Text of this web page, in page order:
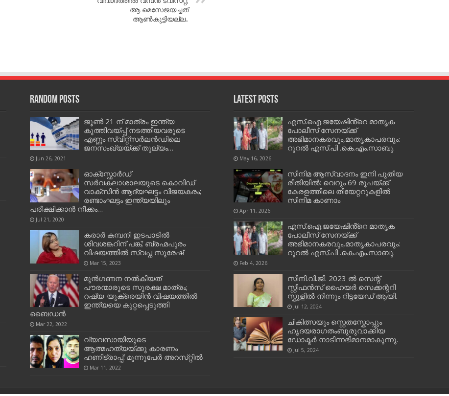
ആ മെസേജയച്ചത്​
ആണ്‍കുട്ടിയല്ല..
Random Posts
ജൂണ്‍ 21 ന് മാത്രം ഇന്ത്യ
കുത്തിവയ്പ്പ് നടത്തിയവരുടെ
എണ്ണം സ്വിറ്റ്സര്‍ലന്‍ഡിലെ
ജനസംഖ്യയ്ക്ക് തുല്യം…
Jun 26, 2021
ഓക്സ്ഫോര്‍ഡ്
സര്‍വകലാശാലയുടെ കൊവിഡ്
വാക്സിന്‍ ആദ്യഘട്ടം വിജയകരം;
രണ്ടാംഘട്ടം ഇന്ത്യയിലും
പരീക്ഷിക്കാന്‍ നീക്കം…
Jul 21, 2020
കരാർ കമ്പനി ഇടപാടിൽ
ശിവശങ്കറിന് പങ്ക്; ബ്രഹ്മപുരം
വിഷയത്തിൽ സ്വപ്ന സുരേഷ്
Mar 15, 2023
മുന്‍ഗണന നല്‍കിയത്
പൗരന്മാരുടെ സുരക്ഷ മാത്രം;
റഷ്യ-യുക്രെയിന്‍ വിഷയത്തില്‍
ഇന്ത്യയെ കുറ്റപ്പെടുത്തി
ബൈഡന്‍
Mar 22, 2022
വ്യവസായിയുടെ
ആത്മഹത്യയ്‌ക്കു കാരണം
ഹണിട്രാപ്പ്‌: മൂന്നുപേര്‍ അറസ്‌റ്റില്‍
Mar 11, 2022
Latest Posts
എസ്.ഐ.ജയേഷിൻ്റെ മാതൃക
പോലീസ് സേനയ്ക്ക്
അഭിമാനകരവും,മാതൃകാപരവും:
റൂറൽ എസ്.പി .കെ.എം.സാബു.
May 16, 2026
സിനിമ ആസ്വാദനം ഇനി പുതിയ
രീതിയിൽ: വെറും 69 രൂപയ്ക്ക്
കേരളത്തിലെ തിയേറ്ററുകളിൽ
സിനിമ കാണാം
Apr 11, 2026
എസ്.ഐ.ജയേഷിൻ്റെ മാതൃക
പോലീസ് സേനയ്ക്ക്
അഭിമാനകരവും,മാതൃകാപരവും:
റൂറൽ എസ്.പി .കെ.എം.സാബു.
Feb 4, 2026
സിനി.വി.ജി. 2023 ൽ സെന്റ്
സ്റ്റീഫൻസ് ഹൈയർ സെക്കന്ററി
സ്കൂളിൽ നിന്നും റിട്ടയേഡ് ആയി.
Jul 12, 2024
ചികിത്സയും സ്റ്റെതസ്കോപ്പും
ഹൃദയരാഗതംബുരുവാക്കിയ
ഡോക്ടർ നാടിന്നഭിമാനമാകുന്നു.
Jul 5, 2024